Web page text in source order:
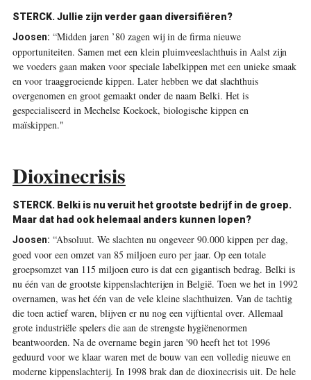
STERCK. Jullie zijn verder gaan diversifiëren?
Joosen: “Midden jaren ’80 zagen wij in de firma nieuwe
opportuniteiten. Samen met een klein pluimveeslachthuis in Aalst zijn
we voeders gaan maken voor speciale labelkippen met een unieke smaak
en voor traaggroeiende kippen. Later hebben we dat slachthuis
overgenomen en groot gemaakt onder de naam Belki. Het is
gespecialiseerd in Mechelse Koekoek, ­biologische kippen en
maïskippen."
Dioxinecrisis
STERCK. Belki is nu veruit het grootste bedrijf in de groep.
Maar dat had ook helemaal anders kunnen lopen?
Joosen: “Absoluut. We ­slachten nu ongeveer 90.000 kippen per dag,
goed voor een omzet van 85 miljoen euro per jaar. Op een totale
groepsomzet van 115 miljoen euro is dat een gigantisch bedrag. Belki is
nu één van de grootste kippenslachterijen in België. Toen we het in 1992
overnamen, was het één van de vele kleine slachthuizen. Van de tachtig
die toen actief waren, blijven er nu nog een vijftiental over. Allemaal
grote industriële spelers die aan de strengste hygiënenormen
beantwoorden. Na de overname begin jaren '90 heeft het tot 1996
geduurd voor we klaar waren met de bouw van een volledig nieuwe en
moderne kippenslachterij. In 1998 brak dan de dioxinecrisis uit. De hele